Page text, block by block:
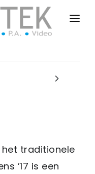
traditionele
’17 is een